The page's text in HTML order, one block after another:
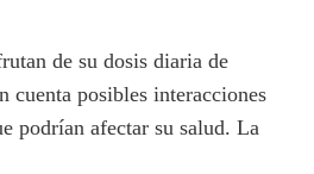
de su dosis diaria de
cuenta posibles interacciones
podrían afectar su salud. La